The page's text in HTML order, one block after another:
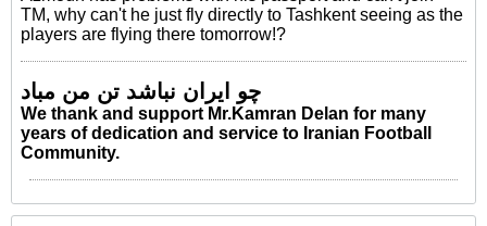
TM, why can't he just fly directly to Tashkent seeing as the
players are flying there tomorrow!?
چو ایران نباشد تن من مباد
We thank and support Mr.Kamran Delan for many
years of dedication and service to Iranian Football
Community.